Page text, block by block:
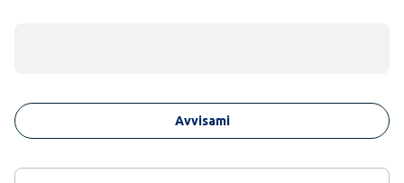
Avvisami